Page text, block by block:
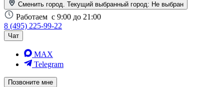
Сменить город. Текущий выбранный город: Не выбран
Работаем с 9:00 до 21:00
8 (495) 225-99-22
Чат
MAX
Telegram
Позвоните мне